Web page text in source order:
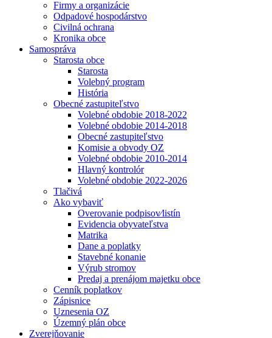
Firmy a organizácie
Odpadové hospodárstvo
Civilná ochrana
Kronika obce
Samospráva
Starosta obce
Starosta
Volebný program
História
Obecné zastupiteľstvo
Volebné obdobie 2018-2022
Volebné obdobie 2014-2018
Obecné zastupiteľstvo
Komisie a obvody OZ
Volebné obdobie 2010-2014
Hlavný kontrolór
Volebné obdobie 2022-2026
Tlačivá
Ako vybaviť
Overovanie podpisov⁄listín
Evidencia obyvateľstva
Matrika
Dane a poplatky
Stavebné konanie
Výrub stromov
Predaj a prenájom majetku obce
Cenník poplatkov
Zápisnice
Uznesenia OZ
Územný plán obce
Zverejňovanie